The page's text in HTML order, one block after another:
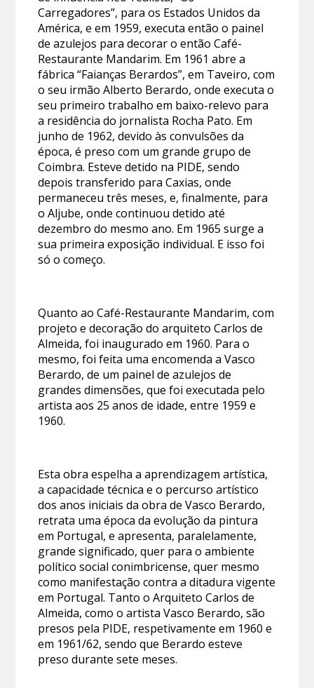
Carregadores”, para os Estados Unidos da
América, e em 1959, executa então o painel
de azulejos para decorar o então Café-
Restaurante Mandarim. Em 1961 abre a
fábrica “Faianças Berardos”, em Taveiro, com
o seu irmão Alberto Berardo, onde executa o
seu primeiro trabalho em baixo-relevo para
a residência do jornalista Rocha Pato. Em
junho de 1962, devido às convulsões da
época, é preso com um grande grupo de
Coimbra. Esteve detido na PIDE, sendo
depois transferido para Caxias, onde
permaneceu três meses, e, finalmente, para
o Aljube, onde continuou detido até
dezembro do mesmo ano. Em 1965 surge a
sua primeira exposição individual. E isso foi
só o começo.
Quanto ao Café-Restaurante Mandarim, com
projeto e decoração do arquiteto Carlos de
Almeida, foi inaugurado em 1960. Para o
mesmo, foi feita uma encomenda a Vasco
Berardo, de um painel de azulejos de
grandes dimensões, que foi executada pelo
artista aos 25 anos de idade, entre 1959 e
1960.
Esta obra espelha a aprendizagem artística,
a capacidade técnica e o percurso artístico
dos anos iniciais da obra de Vasco Berardo,
retrata uma época da evolução da pintura
em Portugal, e apresenta, paralelamente,
grande significado, quer para o ambiente
político social conimbricense, quer mesmo
como manifestação contra a ditadura vigente
em Portugal. Tanto o Arquiteto Carlos de
Almeida, como o artista Vasco Berardo, são
presos pela PIDE, respetivamente em 1960 e
em 1961/62, sendo que Berardo esteve
preso durante sete meses.